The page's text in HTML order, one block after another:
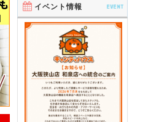
イベント情報 EVENT